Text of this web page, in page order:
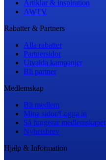
Artiklar & inspiration
AWTV
Rabatter & Partners
Alla rabatter
Partnersidor
Utvalda kampanjer
Bli partner
Medlemskap
Bli medlem
Mina sidor/Logga in
Så fungerar medlemskapet
Nyhetsbrev
Hjälp & Information